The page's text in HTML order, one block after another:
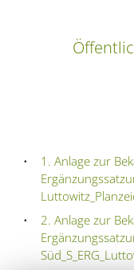
1. Anlage zur
2. Anlage zur